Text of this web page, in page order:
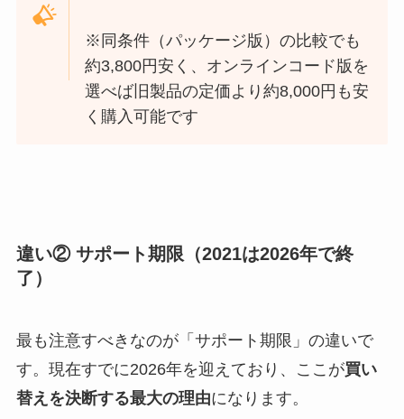
※同条件（パッケージ版）の比較でも
約3,800円安く、オンラインコード版を
選べば旧製品の定価より約8,000円も安
く購入可能です
違い② サポート期限（2021は2026年で終
了）
最も注意すべきなのが「サポート期限」の違いで
す。現在すでに2026年を迎えており、ここが買い
替えを決断する最大の理由になります。